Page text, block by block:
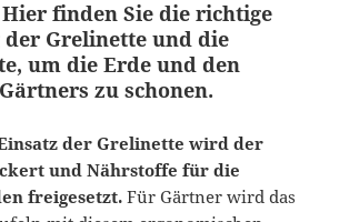
finden Sie die richtige
Grelinette und die
um die Erde und den
zu schonen.
der Grelinette wird der
und Nährstoffe für die
freigesetzt. Für Gärtner wird das